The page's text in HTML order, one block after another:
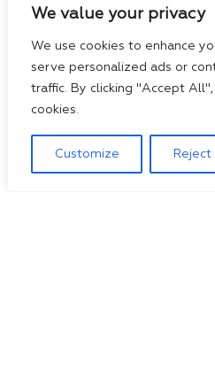
We value your privacy
We use cookies to enhance
serve personalized ads or
traffic. By clicking "Accept
cookies.
Customize Reject